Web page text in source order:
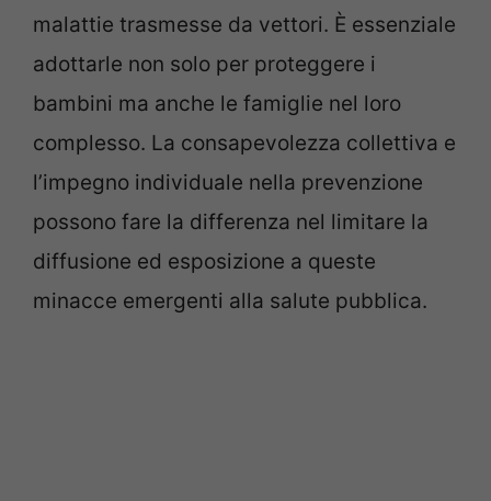
malattie trasmesse da vettori. È essenziale
adottarle non solo per proteggere i
bambini ma anche le famiglie nel loro
complesso. La consapevolezza collettiva e
l’impegno individuale nella prevenzione
possono fare la differenza nel limitare la
diffusione ed esposizione a queste
minacce emergenti alla salute pubblica.